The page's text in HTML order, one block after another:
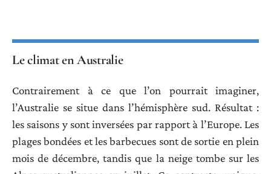
Le climat en Australie
Contrairement à ce que l’on pourrait imaginer,
l’Australie se situe dans l’hémisphère sud. Résultat :
les saisons y sont inversées par rapport à l’Europe. Les
plages bondées et les barbecues sont de sortie en plein
mois de décembre, tandis que la neige tombe sur les